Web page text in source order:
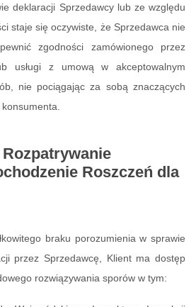
deklaracji Sprzedawcy lub ze względu
staje się oczywiste, że Sprzedawca nie
zgodności zamówionego przez
usługi z umową w akceptowalnym
nie pociągając za sobą znaczących
Roszczeń dla
braku porozumienia w sprawie
przez Sprzedawcę, Klient ma dostęp
rozwiązywania sporów w tym: